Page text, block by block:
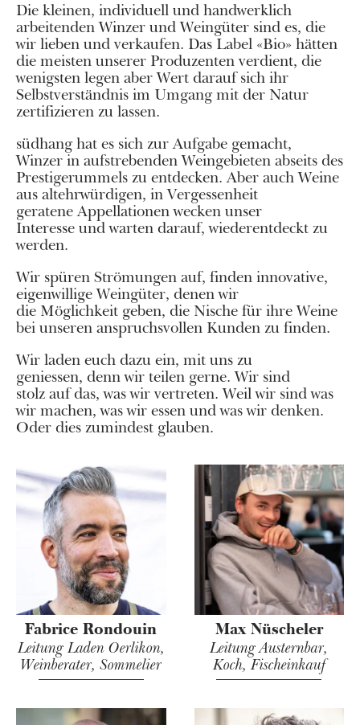
Die kleinen, individuell und handwerklich
arbeitenden Winzer und Weingüter sind es, die
wir lieben und verkaufen. Das Label «Bio» hätten
die meisten unserer Produzenten verdient, die
wenigsten legen aber Wert darauf sich ihr
Selbstverständnis im Umgang mit der Natur
zertifizieren zu lassen.
südhang hat es sich zur Aufgabe gemacht,
Winzer in aufstrebenden Weingebieten abseits des
Prestigerummels zu entdecken. Aber auch Weine
aus altehrwürdigen, in Vergessenheit
geratene Appellationen wecken unser
Interesse und warten darauf, wiederentdeckt zu
werden.
Wir spüren Strömungen auf, finden innovative,
eigenwillige Weingüter, denen wir
die Möglichkeit geben, die Nische für ihre Weine
bei unseren anspruchsvollen Kunden zu finden.
Wir laden euch dazu ein, mit uns zu
geniessen, denn wir teilen gerne. Wir sind
stolz auf das, was wir vertreten. Weil wir sind was
wir machen, was wir essen und was wir denken.
Oder dies zumindest glauben.
Fabrice Rondouin
Leitung Laden Oerlikon,
Weinberater, Sommelier
Max Nüscheler
Leitung Austernbar,
Koch, Fischeinkauf